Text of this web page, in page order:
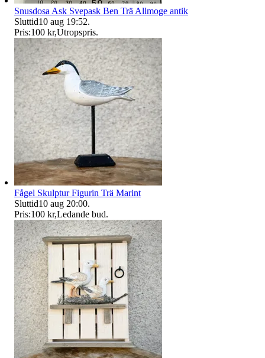
Snusdosa Ask Svepask Ben Trä Allmoge antik
Sluttid10 aug 19:52.
Pris:100 kr,Utropspris.
Fågel Skulptur Figurin Trä Marint
Sluttid10 aug 20:00.
Pris:100 kr,Ledande bud.